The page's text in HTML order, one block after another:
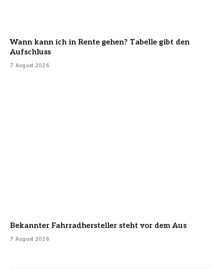
Wann kann ich in Rente gehen? Tabelle gibt den
Aufschluss
7 August 2026
Bekannter Fahrradhersteller steht vor dem Aus
7 August 2026